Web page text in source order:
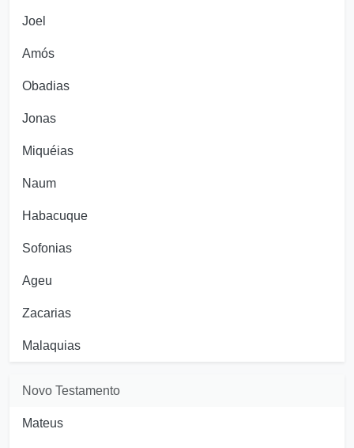
Joel
Amós
Obadias
Jonas
Miquéias
Naum
Habacuque
Sofonias
Ageu
Zacarias
Malaquias
Novo Testamento
Mateus